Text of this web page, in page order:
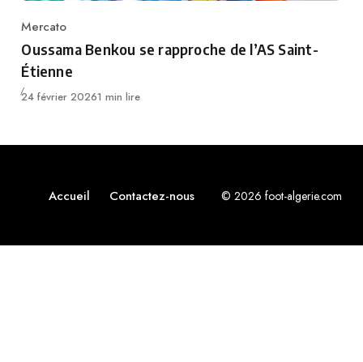
Category
Mercato
Oussama Benkou se rapproche de l’AS Saint-
Étienne
Publié
24 février 20261 min lire
Accueil Contactez-nous © 2026 foot-algerie.com